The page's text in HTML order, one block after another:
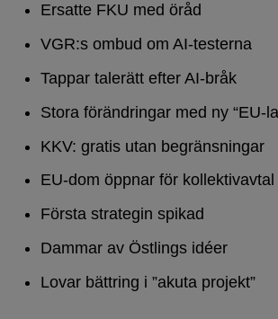
Ersatte FKU med öråd
VGR:s ombud om AI-testerna
Tappar talerätt efter AI-bråk
Stora förändringar med ny “EU-
KKV: gratis utan begränsningar
EU-dom öppnar för kollektivavtal
Första strategin spikad
Dammar av Östlings idéer
Lovar bättring i ”akuta projekt”